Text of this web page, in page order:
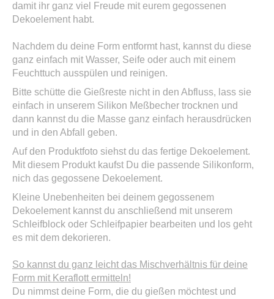
damit ihr ganz viel Freude mit eurem gegossenen
Dekoelement habt.
Nachdem du deine Form entformt hast, kannst du diese
ganz einfach mit Wasser, Seife oder auch mit einem
Feuchttuch ausspülen und reinigen.
Bitte schütte die Gießreste nicht in den Abfluss, lass sie
einfach in unserem Silikon Meßbecher trocknen und
dann kannst du die Masse ganz einfach herausdrücken
und in den Abfall geben.
Auf den Produktfoto siehst du das fertige Dekoelement.
Mit diesem Produkt kaufst Du die passende Silikonform,
nich das gegossene Dekoelement.
Kleine Unebenheiten bei deinem gegossenem
Dekoelement kannst du anschließend mit unserem
Schleifblock oder Schleifpapier bearbeiten und los geht
es mit dem dekorieren.
So kannst du ganz leicht das Mischverhältnis für deine
Form mit Keraflott ermitteln!
Du nimmst deine Form, die du gießen möchtest und